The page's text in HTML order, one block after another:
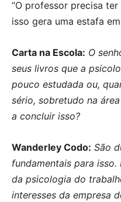
“O professor precisa
isso gera uma estafa
Carta na Escola: O
seus livros que a
pouco estudada ou,
sério, sobretudo na
a concluir isso?
Wanderley Codo: São
fundamentais para
da psicologia do
interesses da empresa